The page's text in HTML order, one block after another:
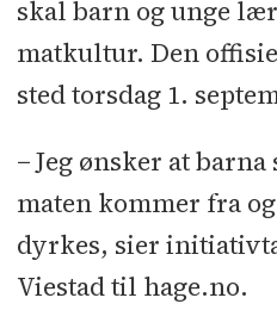
skal barn og unge
matkultur. Den
sted torsdag 1.
− Jeg ønsker at
maten kommer fra
dyrkes, sier
Viestad til hage.no.